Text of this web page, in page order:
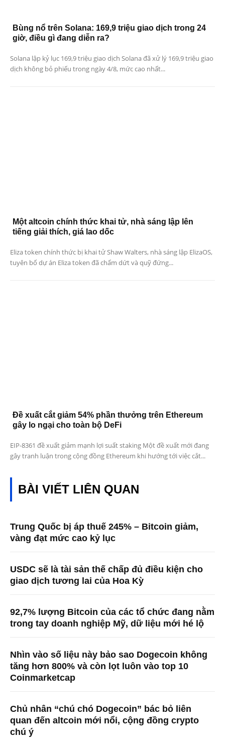
Bùng nổ trên Solana: 169,9 triệu giao dịch trong 24
giờ, điều gì đang diễn ra?
Solana lập kỷ lục 169,9 triệu giao dịch Solana đã xử lý 169,9 triệu giao
dịch không bỏ phiếu trong ngày 4/8, mức cao nhất...
Một altcoin chính thức khai tử, nhà sáng lập lên
tiếng giải thích, giá lao dốc
Eliza token chính thức bị khai tử Shaw Walters, nhà sáng lập ElizaOS,
tuyên bố dự án Eliza token đã chấm dứt và quỹ đứng...
Đề xuất cắt giảm 54% phần thưởng trên Ethereum
gây lo ngại cho toàn bộ DeFi
EIP-8361 đề xuất giảm mạnh lợi suất staking Một đề xuất mới đang
gây tranh luận trong cộng đồng Ethereum khi hướng tới việc cắt...
BÀI VIẾT LIÊN QUAN
Trung Quốc bị áp thuế 245% – Bitcoin giảm,
vàng đạt mức cao kỷ lục
USDC sẽ là tài sản thế chấp đủ điều kiện cho
giao dịch tương lai của Hoa Kỳ
92,7% lượng Bitcoin của các tổ chức đang nằm
trong tay doanh nghiệp Mỹ, dữ liệu mới hé lộ
Nhìn vào số liệu này bảo sao Dogecoin không
tăng hơn 800% và còn lọt luôn vào top 10
Coinmarketcap
Chủ nhân “chú chó Dogecoin” bác bỏ liên
quan đến altcoin mới nổi, cộng đồng crypto
chú ý